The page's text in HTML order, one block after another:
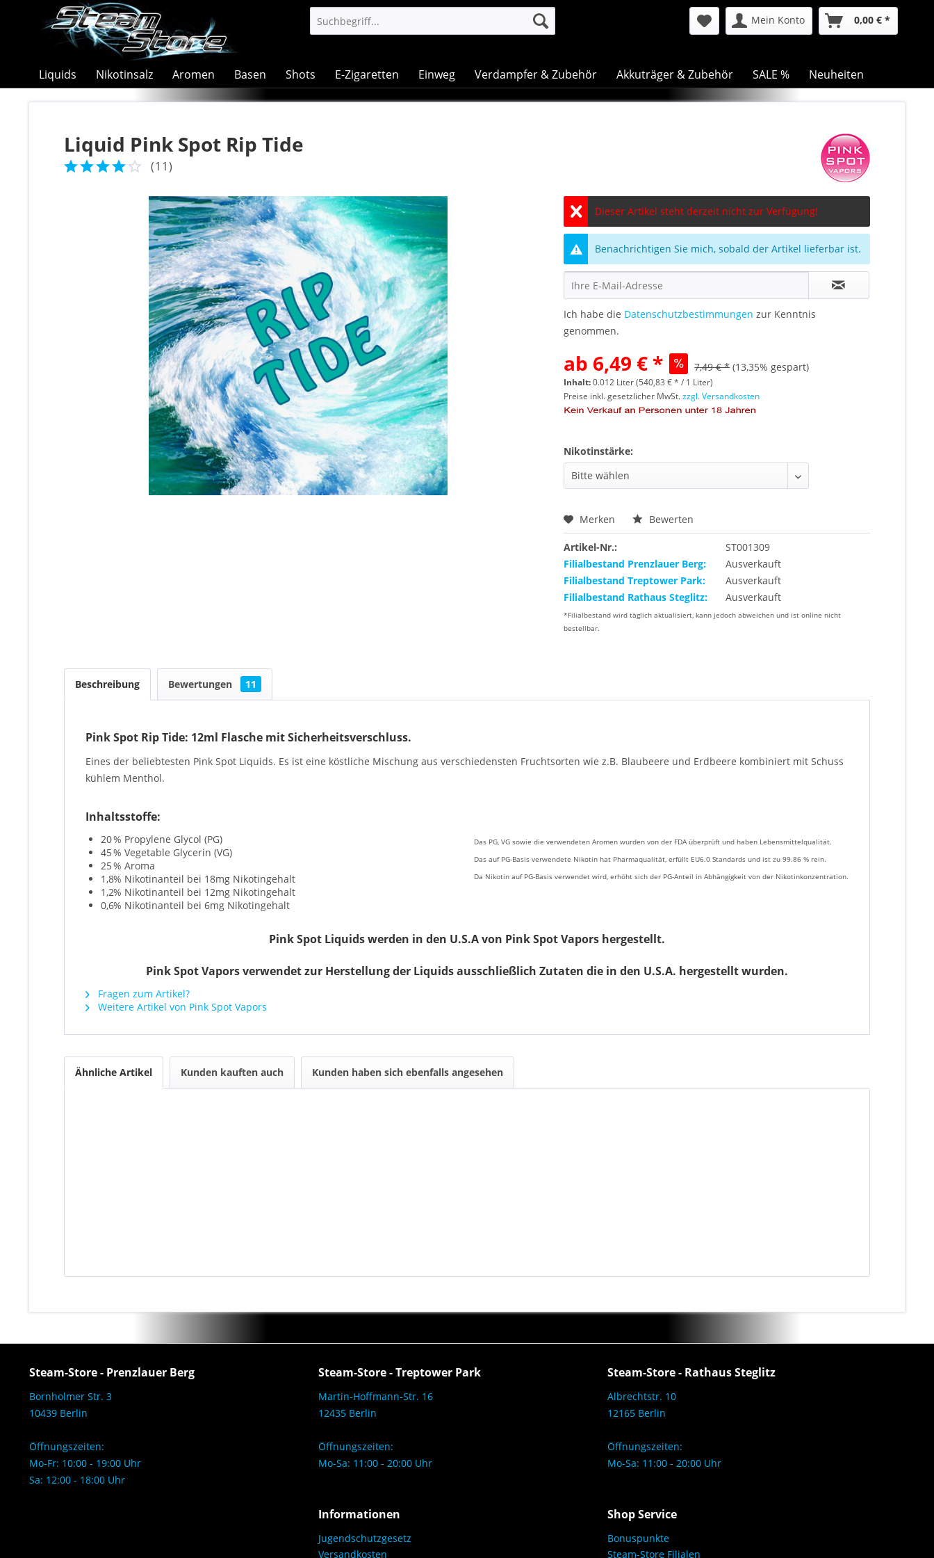
Mein Konto 0,00 € *
Liquids Nikotinsalz Aromen Basen Shots E-Zigaretten Einweg Verdampfer & Zubehör Akkuträger & Zubehör SALE % Neuheiten
Liquid Pink Spot Rip Tide
(11)
Dieser Artikel steht derzeit nicht zur Verfügung!
Benachrichtigen Sie mich, sobald der Artikel lieferbar ist.
Ich habe die Datenschutzbestimmungen zur Kenntnis
genommen.
ab 6,49 € * 7,49 € * (13,35% gespart)
Inhalt:0.012 Liter (540,83 € * / 1 Liter)
Preise inkl. gesetzlicher MwSt.zzgl. Versandkosten
Nikotinstärke:
Merken Bewerten
Artikel-Nr.:
ST001309
Filialbestand Prenzlauer Berg:
Ausverkauft
Filialbestand Treptower Park:
Ausverkauft
Filialbestand Rathaus Steglitz:
Ausverkauft
*Filialbestand wird täglich aktualisiert, kann jedoch abweichen und ist online nicht
bestellbar.
Beschreibung Bewertungen 11
Pink Spot Rip Tide: 12ml Flasche mit Sicherheitsverschluss.
Eines der beliebtesten Pink Spot Liquids. Es ist eine köstliche Mischung aus verschiedensten Fruchtsorten wie z.B. Blaubeere und Erdbeere kombiniert mit Schuss
kühlem Menthol.
Inhaltsstoffe:
20% Propylene Glycol (PG)
45% Vegetable Glycerin (VG)
25% Aroma
1,8% Nikotinanteil bei 18mg Nikotingehalt
1,2% Nikotinanteil bei 12mg Nikotingehalt
0,6% Nikotinanteil bei 6mg Nikotingehalt
Das PG, VG sowie die verwendeten Aromen wurden von der FDA überprüft und haben Lebensmittelqualität.
Das auf PG-Basis verwendete Nikotin hat Pharmaqualität, erfüllt EU6.0 Standards und ist zu 99.86 % rein.
Da Nikotin auf PG-Basis verwendet wird, erhöht sich der PG-Anteil in Abhängigkeit von der Nikotinkonzentration.
Pink Spot Liquids werden in den U.S.A von Pink Spot Vapors hergestellt.
Pink Spot Vapors verwendet zur Herstellung der Liquids ausschließlich Zutaten die in den U.S.A. hergestellt wurden.
Fragen zum Artikel?
Weitere Artikel von Pink Spot Vapors
Ähnliche Artikel Kunden kauften auch Kunden haben sich ebenfalls angesehen
Steam-Store - Prenzlauer Berg
Bornholmer Str. 3
10439 Berlin
Öffnungszeiten:
Mo-Fr: 10:00 - 19:00 Uhr
Sa: 12:00 - 18:00 Uhr
Steam-Store - Treptower Park
Martin-Hoffmann-Str. 16
12435 Berlin
Öffnungszeiten:
Mo-Sa: 11:00 - 20:00 Uhr
Steam-Store - Rathaus Steglitz
Albrechtstr. 10
12165 Berlin
Öffnungszeiten:
Mo-Sa: 11:00 - 20:00 Uhr
Informationen
Jugendschutzgesetz
Versandkosten
Shop Service
Bonuspunkte
Steam-Store Filialen